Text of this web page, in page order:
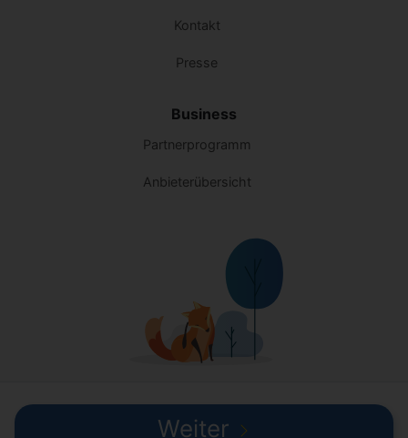
Weiter
Kontakt
Presse
Business
Partnerprogramm
Anbieterübersicht
© 2026 TARIFFUXX GmbH